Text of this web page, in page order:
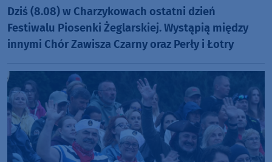
Dziś (8.08) w Charzykowach ostatni dzień
Festiwalu Piosenki Żeglarskiej. Wystąpią między
innymi Chór Zawisza Czarny oraz Perły i Łotry